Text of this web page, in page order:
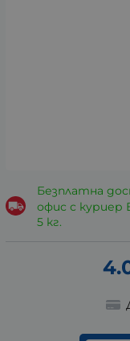
Безплатна
офис с куриер
5 кг.